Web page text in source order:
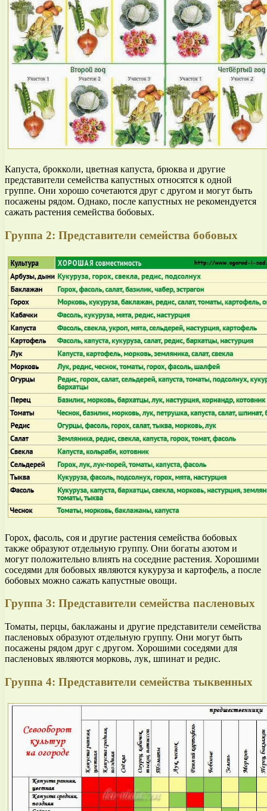
Капуста, брокколи, цветная капуста, брюква и другие
представители семейства капустных относятся к одной
группе. Они хорошо сочетаются друг с другом и могут быть
посажены рядом. Однако, после капустных не рекомендуется
сажать растения семейства бобовых.
Группа 2: Представители семейства бобовых
Горох, фасоль, соя и другие растения семейства бобовых
также образуют отдельную группу. Они богаты азотом и
могут положительно влиять на соседние растения. Хорошими
соседями для бобовых являются кукуруза и картофель, а после
бобовых можно сажать капустные овощи.
Группа 3: Представители семейства пасленовых
Томаты, перцы, баклажаны и другие представители семейства
пасленовых образуют отдельную группу. Они могут быть
посажены рядом друг с другом. Хорошими соседями для
пасленовых являются морковь, лук, шпинат и редис.
Группа 4: Представители семейства тыквенных